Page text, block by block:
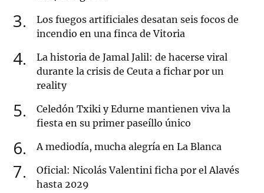
3
Los fuegos artificiales desatan seis focos de
incendio en una finca de Vitoria
4
La historia de Jamal Jalil: de hacerse viral
durante la crisis de Ceuta a fichar por un
reality
5
Celedón Txiki y Edurne mantienen viva la
fiesta en su primer paseíllo único
6 A mediodía, mucha alegría en La Blanca
7
Oficial: Nicolás Valentini ficha por el Alavés
hasta 2029